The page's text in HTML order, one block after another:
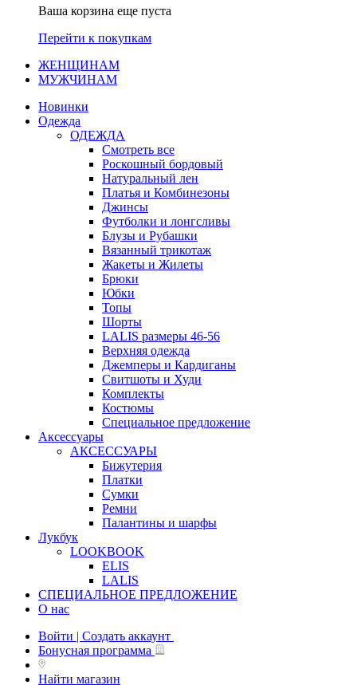
Ваша корзина еще пуста
Перейти к покупкам
ЖЕНЩИНАМ
МУЖЧИНАМ
Новинки
Одежда
ОДЕЖДА
Смотреть все
Роскошный бордовый
Натуральный лен
Платья и Комбинезоны
Джинсы
Футболки и лонгсливы
Блузы и Рубашки
Вязанный трикотаж
Жакеты и Жилеты
Брюки
Юбки
Топы
Шорты
LALIS размеры 46-56
Верхняя одежда
Джемперы и Кардиганы
Свитшоты и Худи
Комплекты
Костюмы
Специальное предложение
Аксессуары
АКСЕССУАРЫ
Бижутерия
Платки
Сумки
Ремни
Палантины и шарфы
Лукбук
LOOKBOOK
ELIS
LALIS
СПЕЦИАЛЬНОЕ ПРЕДЛОЖЕНИЕ
О нас
Войти | Создать аккаунт
Бонусная программа
Найти магазин